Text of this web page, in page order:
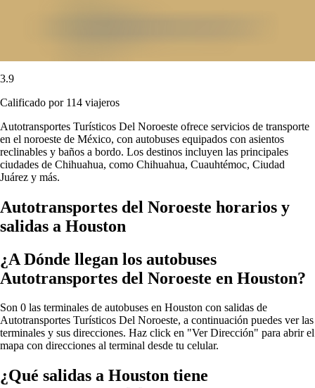
3.9
Calificado por 114 viajeros
Autotransportes Turísticos Del Noroeste ofrece servicios de transporte
en el noroeste de México, con autobuses equipados con asientos
reclinables y baños a bordo. Los destinos incluyen las principales
ciudades de Chihuahua, como Chihuahua, Cuauhtémoc, Ciudad
Juárez y más.
Autotransportes del Noroeste horarios y
salidas a Houston
¿A Dónde llegan los autobuses
Autotransportes del Noroeste en Houston?
Son 0 las terminales de autobuses en Houston con salidas de
Autotransportes Turísticos Del Noroeste, a continuación puedes ver las
terminales y sus direcciones. Haz click en "Ver Dirección" para abrir el
mapa con direcciones al terminal desde tu celular.
¿Qué salidas a Houston tiene